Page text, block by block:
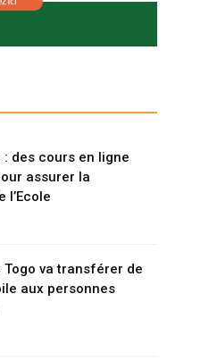
: des cours en ligne
assurer la
l’Ecole
Togo va transférer de
aux personnes